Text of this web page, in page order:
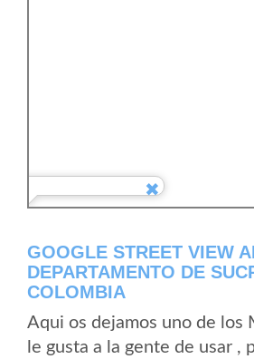
GOOGLE STREET VIEW
DEPARTAMENTO DE
COLOMBIA
Aqui os dejamos uno de los
le gusta a la gente de usar ,